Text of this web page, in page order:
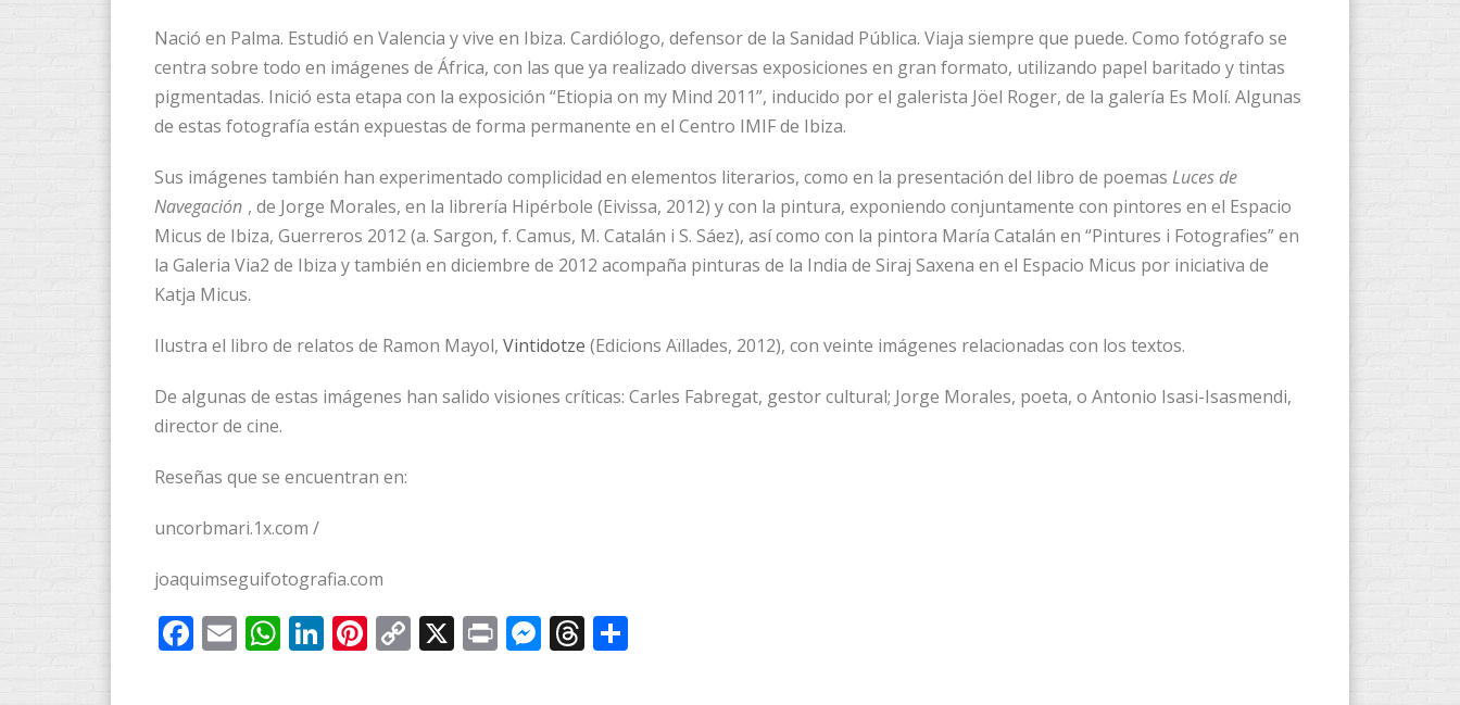
Nació en Palma. Estudió en Valencia y vive en Ibiza. Cardiólogo, defensor de la Sanidad Pública. Viaja siempre que puede. Como fotógrafo se
centra sobre todo en imágenes de África, con las que ya realizado diversas exposiciones en gran formato, utilizando papel baritado y tintas
pigmentadas. Inició esta etapa con la exposición “Etiopia on my Mind 2011”, inducido por el galerista Jöel Roger, de la galería Es Molí. Algunas
de estas fotografía están expuestas de forma permanente en el Centro IMIF de Ibiza.
Sus imágenes también han experimentado complicidad en elementos literarios, como en la presentación del libro de poemas Luces de
Navegación , de Jorge Morales, en la librería Hipérbole (Eivissa, 2012) y con la pintura, exponiendo conjuntamente con pintores en el Espacio
Micus de Ibiza, Guerreros 2012 (a. Sargon, f. Camus, M. Catalán i S. Sáez), así como con la pintora María Catalán en “Pintures i Fotografies” en
la Galeria Via2 de Ibiza y también en diciembre de 2012 acompaña pinturas de la India de Siraj Saxena en el Espacio Micus por iniciativa de
Katja Micus.
Ilustra el libro de relatos de Ramon Mayol, Vintidotze (Edicions Aïllades, 2012), con veinte imágenes relacionadas con los textos.
De algunas de estas imágenes han salido visiones críticas: Carles Fabregat, gestor cultural; Jorge Morales, poeta, o Antonio Isasi-Isasmendi,
director de cine.
Reseñas que se encuentran en:
uncorbmari.1x.com /
joaquimseguifotografia.com
Facebook
EmailWhatsApp
LinkedIn
Pinterest
Copy
X PrintMessenger
Threads